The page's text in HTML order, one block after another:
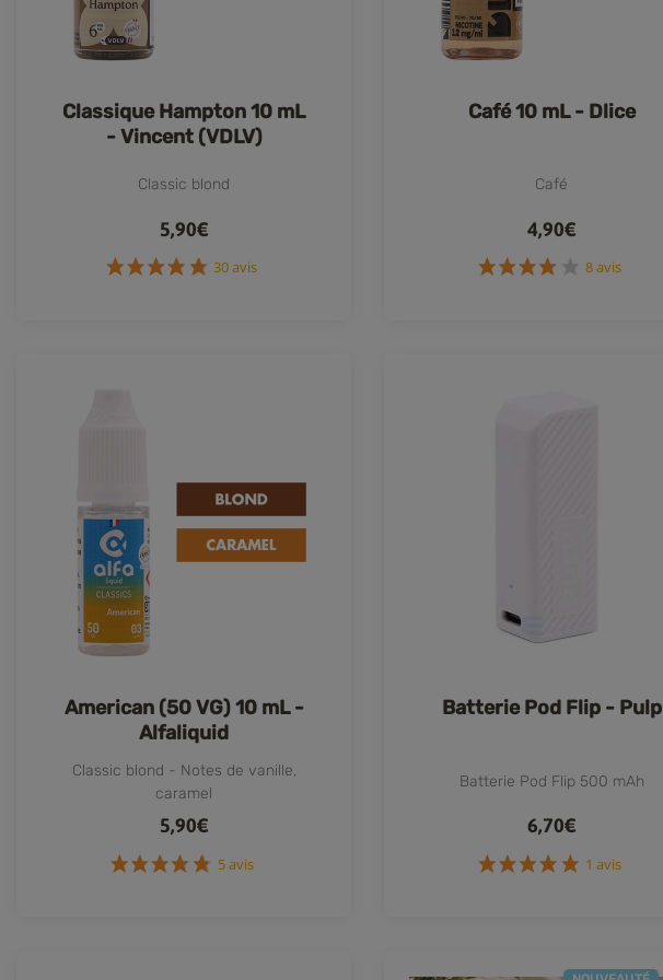
Classique Hampton 10 mL
- Vincent (VDLV)
Classic blond
5,90€
Café 10 mL - Dlice
Café
4,90€
American (50 VG) 10 mL -
Alfaliquid
Classic blond - Notes de vanille,
caramel
5,90€
Batterie Pod Flip - Pulp
Batterie Pod Flip 500 mAh
6,70€